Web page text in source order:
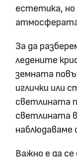
естетика, но
За да
ледените
земната
иглички или
светлината
светлината
наблюдаваме
Важно е да